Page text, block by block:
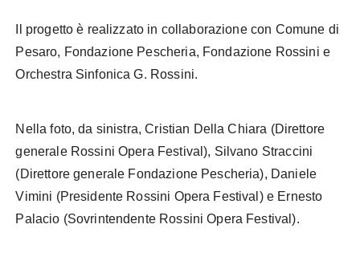
Il progetto è realizzato in collaborazione con Comune di
Pesaro, Fondazione Pescheria, Fondazione Rossini e
Orchestra Sinfonica G. Rossini.
Nella foto, da sinistra, Cristian Della Chiara (Direttore
generale Rossini Opera Festival), Silvano Straccini
(Direttore generale Fondazione Pescheria), Daniele
Vimini (Presidente Rossini Opera Festival) e Ernesto
Palacio (Sovrintendente Rossini Opera Festival).